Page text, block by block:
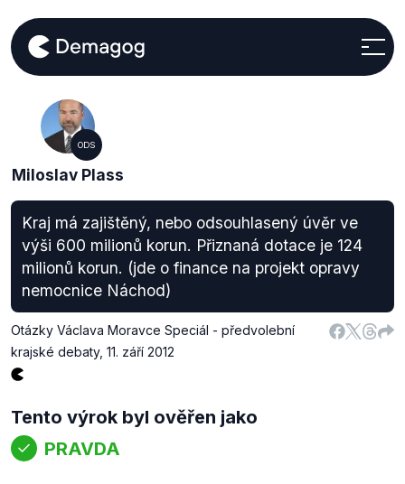
ODS
Miloslav Plass
Kraj má zajištěný, nebo odsouhlasený úvěr ve
výši 600 milionů korun. Přiznaná dotace je 124
milionů korun. (jde o finance na projekt opravy
nemocnice Náchod)
Otázky Václava Moravce Speciál - předvolební
krajské debaty, 11. září 2012
Tento výrok byl ověřen jako
PRAVDA